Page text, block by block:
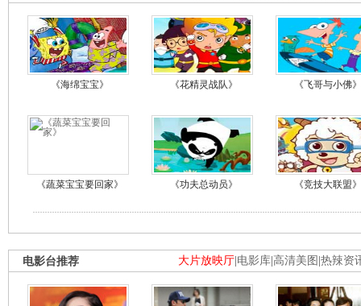
《海绵宝宝》 《花精灵战队》 《飞哥与小佛》
《蔬菜宝宝要回家》 《功夫总动员》 《竞技大联盟》
大片放映厅 电影库 高清美图 热辣资
电影台推荐